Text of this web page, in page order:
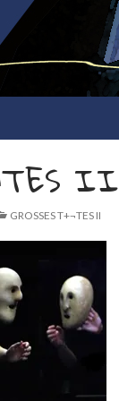
II
GROSSES T+¬TES II